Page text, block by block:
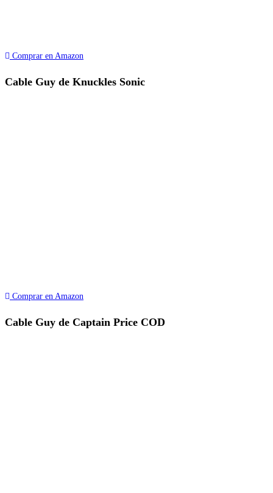
Comprar en Amazon
Cable Guy de Knuckles Sonic
Comprar en Amazon
Cable Guy de Captain Price COD